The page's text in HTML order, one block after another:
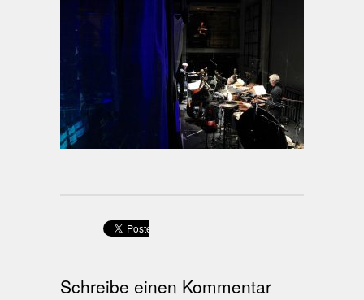
Schreibe einen Kommentar